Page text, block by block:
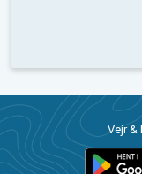
Vejr &